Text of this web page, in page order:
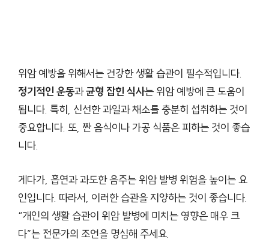
위암 예방을 위해서는 건강한 생활 습관이 필수적입니다.
정기적인 운동과균형 잡힌 식사는 위암 예방에 큰 도움이
됩니다. 특히, 신선한 과일과 채소를 충분히 섭취하는 것이
중요합니다. 또, 짠 음식이나 가공 식품은 피하는 것이 좋습
니다.
게다가, 흡연과 과도한 음주는 위암 발병 위험을 높이는 요
인입니다. 따라서, 이러한 습관을 지양하는 것이 좋습니다.
“개인의 생활 습관이 위암 발병에 미치는 영향은 매우 크
다”는 전문가의 조언을 명심해 주세요.